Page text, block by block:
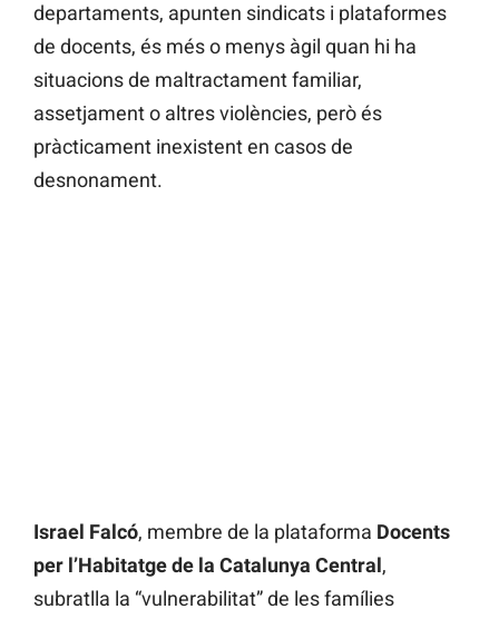
departaments, apunten sindicats i plataformes
de docents, és més o menys àgil quan hi ha
situacions de maltractament familiar,
assetjament o altres violències, però és
pràcticament inexistent en casos de
desnonament.
Israel Falcó, membre de la plataforma Docents
per l’Habitatge de la Catalunya Central,
subratlla la “vulnerabilitat” de les famílies